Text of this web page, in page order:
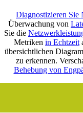
Diagnostizieren Sie
Überwachung von
Sie die
Metriken in Echtzeit
übersichtlichen
zu erkennen.
Behebung von